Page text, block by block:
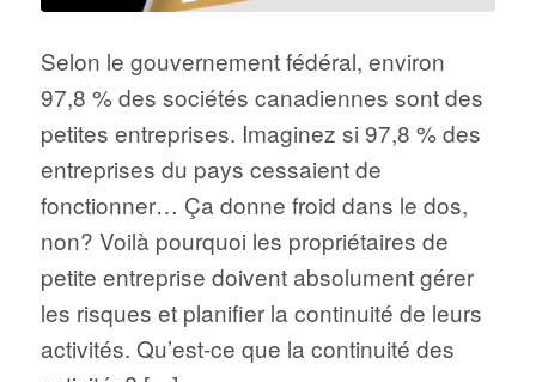
Selon le gouvernement fédéral, environ
97,8 % des sociétés canadiennes sont des
petites entreprises. Imaginez si 97,8 % des
entreprises du pays cessaient de
fonctionner… Ça donne froid dans le dos,
non? Voilà pourquoi les propriétaires de
petite entreprise doivent absolument gérer
les risques et planifier la continuité de leurs
activités. Qu’est-ce que la continuité des